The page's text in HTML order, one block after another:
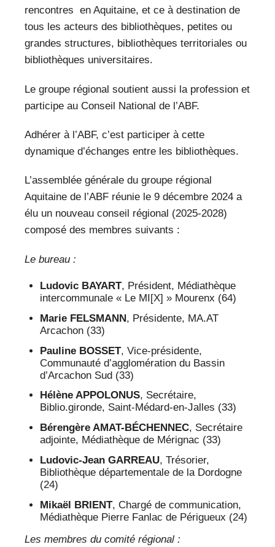
rencontres en Aquitaine, et ce à destination de
tous les acteurs des bibliothèques, petites ou
grandes structures, bibliothèques territoriales ou
bibliothèques universitaires.
Le groupe régional soutient aussi la profession et
participe au Conseil National de l’ABF.
Adhérer à l’ABF, c’est participer à cette
dynamique d’échanges entre les bibliothèques.
L’assemblée générale du groupe régional
Aquitaine de l’ABF réunie le 9 décembre 2024 a
élu un nouveau conseil régional (2025-2028)
composé des membres suivants :
Le bureau :
Ludovic BAYART, Président, Médiathèque
intercommunale « Le MI[X] » Mourenx (64)
Marie FELSMANN, Présidente, MA.AT
Arcachon (33)
Pauline BOSSET, Vice-présidente,
Communauté d’agglomération du Bassin
d’Arcachon Sud (33)
Hélène APPOLONUS, Secrétaire,
Biblio.gironde, Saint-Médard-en-Jalles (33)
Bérengère AMAT-BÉCHENNEC, Secrétaire
adjointe, Médiathèque de Mérignac (33)
Ludovic-Jean GARREAU, Trésorier,
Bibliothèque départementale de la Dordogne
(24)
Mikaël BRIENT, Chargé de communication,
Médiathèque Pierre Fanlac de Périgueux (24)
Les membres du comité régional :